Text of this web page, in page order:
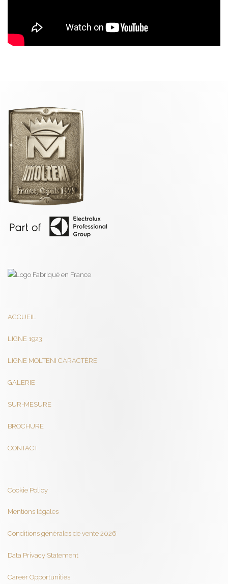
ACCUEIL
LIGNE 1923
LIGNE MOLTENI CARACTÈRE
GALERIE
SUR-MESURE
BROCHURE
CONTACT
Cookie Policy
Mentions légales
Conditions générales de vente 2026
Data Privacy Statement
Career Opportunities